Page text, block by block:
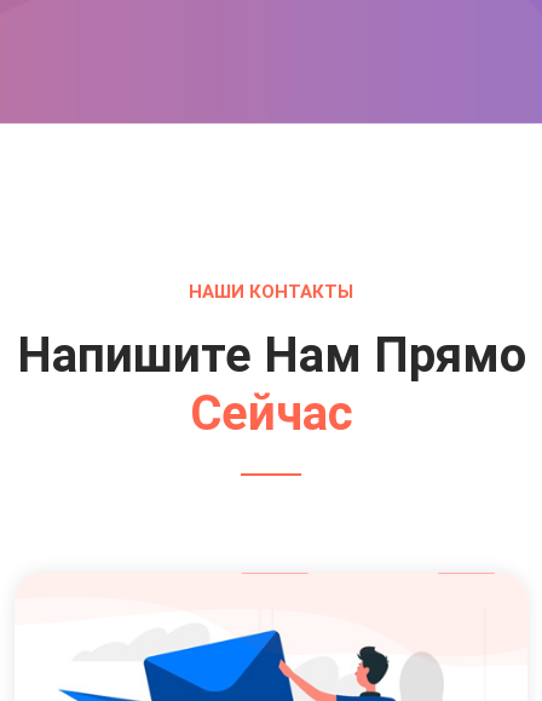
НАШИ КОНТАКТЫ
Напишите Нам Прямо
Сейчас